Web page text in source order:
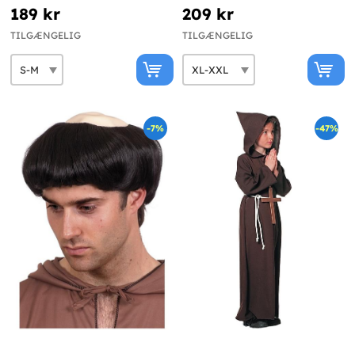
189 kr
TILGÆNGELIG
209 kr
TILGÆNGELIG
-7% -47%